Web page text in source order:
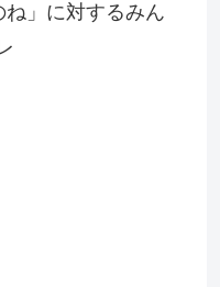
」に対するみん